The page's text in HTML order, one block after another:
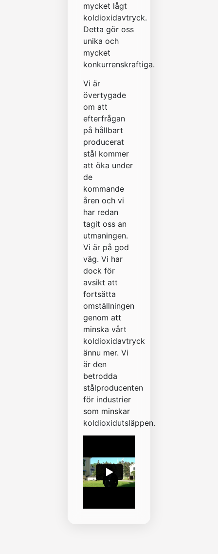
mycket lågt
koldioxidavtryck.
Detta gör oss
unika och
mycket
konkurrenskraftiga.
Vi är
övertygade
om att
efterfrågan
på hållbart
producerat
stål kommer
att öka under
de
kommande
åren och vi
har redan
tagit oss an
utmaningen.
Vi är på god
väg. Vi har
dock för
avsikt att
fortsätta
omställningen
genom att
minska vårt
koldioxidavtryck
ännu mer. Vi
är den
betrodda
stålproducenten
för industrier
som minskar
koldioxidutsläppen.